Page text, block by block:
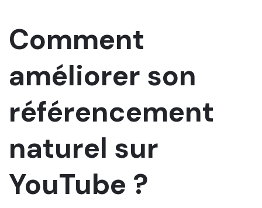
Comment
améliorer son
référencement
naturel sur
YouTube ?